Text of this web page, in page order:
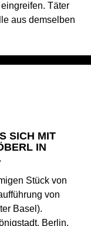
Täter
aus demselben
SICH MIT
IN
Stück von
von
Basel).
Berlin.